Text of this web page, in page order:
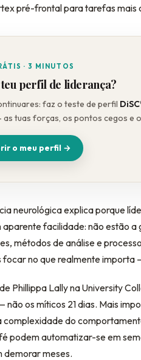
pré-frontal para tarefas mais
· 3 MINUTOS
perfil de liderança?
faz o teste de perfil
tuas forças, os pontos cegos e
o meu perfil →
neurológica explica porque
facilidade: não estão
métodos de análise e
no que realmente importa
Phillippa Lally na University
não os míticos 21 dias. Mais
do
podem automatizar-se em
demorar meses.